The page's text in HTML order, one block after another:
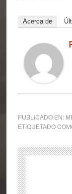
Acerca de
PUBLICADO EN:
ETIQUETADO